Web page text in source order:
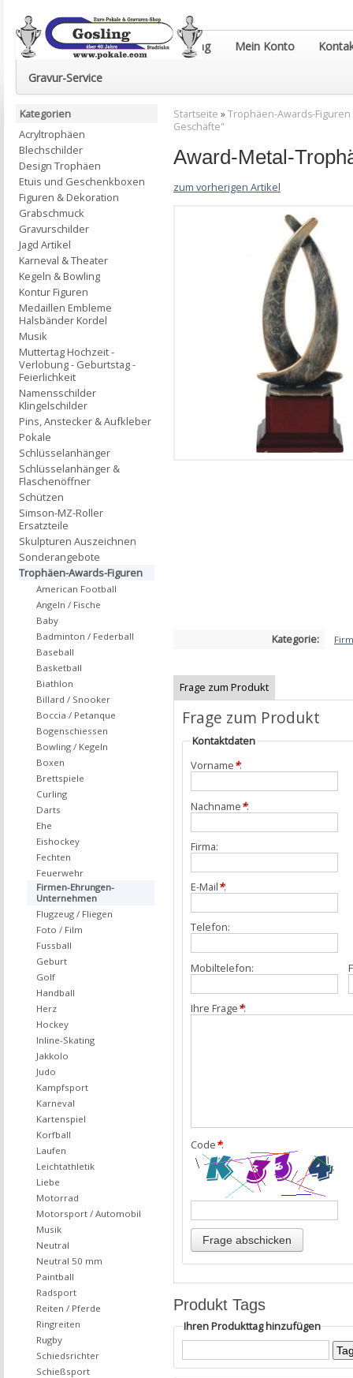
Euro-Pokale & Gravur-Shop Gosling Mein Konto
Gravur-Service
Startseite »Trophäen-Awards-Figuren
Geschäfte"
Award-Metal-
zum vorherigen Artikel
Kategorie:
Frage zum Produkt
Frage zum Produkt
Kontaktdaten
Vorname*:
Nachname*:
Firma:
E-Mail*:
Telefon:
Mobiltelefon:
Ihre Frage*:
Code*:
Produkt Tags
Ihren Produkttag hinzufügen
Kategorien
Acryltrophäen
Blechschilder
Design Trophäen
Etuis und Geschenkboxen
Figuren & Dekoration
Grabschmuck
Gravurschilder
Jagd Artikel
Karneval & Theater
Kegeln & Bowling
Kontur Figuren
Medaillen Embleme
Halsbänder Kordel
Musik
Muttertag Hochzeit -
Verlobung - Geburtstag -
Feierlichkeit
Namensschilder
Klingelschilder
Pins, Anstecker & Aufkleber
Pokale
Schlüsselanhänger
Schlüsselanhänger &
Flaschenöffner
Schützen
Simson-MZ-Roller
Ersatzteile
Skulpturen Auszeichnen
Sonderangebote
Trophäen-Awards-Figuren
American Football
Angeln / Fische
Baby
Badminton / Federball
Baseball
Basketball
Biathlon
Billard / Snooker
Boccia / Petanque
Bogenschiessen
Bowling / Kegeln
Boxen
Brettspiele
Curling
Darts
Ehe
Eishockey
Fechten
Feuerwehr
Firmen-Ehrungen-
Unternehmen
Flugzeug / Fliegen
Foto / Film
Fussball
Geburt
Golf
Handball
Herz
Hockey
Inline-Skating
Jakkolo
Judo
Kampfsport
Karneval
Kartenspiel
Korfball
Laufen
Leichtathletik
Liebe
Motorrad
Motorsport / Automobil
Musik
Neutral
Neutral 50 mm
Paintball
Radsport
Reiten / Pferde
Ringreiten
Rugby
Schiedsrichter
Schießsport